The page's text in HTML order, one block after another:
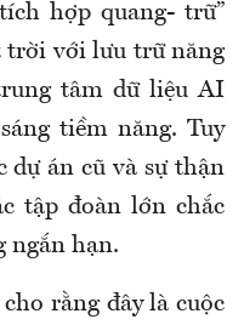
hợp quang- trữ”
trời với lưu trữ năng
tâm dữ liệu AI
tiềm năng. Tuy
dự án cũ và sự thận
tập đoàn lớn chắc
ngắn hạn.
rằng đây là cuộc